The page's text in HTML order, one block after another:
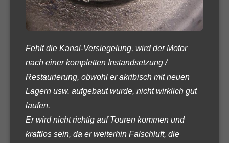
Fehlt die Kanal-Versiegelung, wird der Motor
nach einer kompletten Instandsetzung /
Restaurierung, obwohl er akribisch mit neuen
Lagern usw. aufgebaut wurde, nicht wirklich gut
laufen.
Er wird nicht richtig auf Touren kommen und
kraftlos sein, da er weiterhin Falschluft, die